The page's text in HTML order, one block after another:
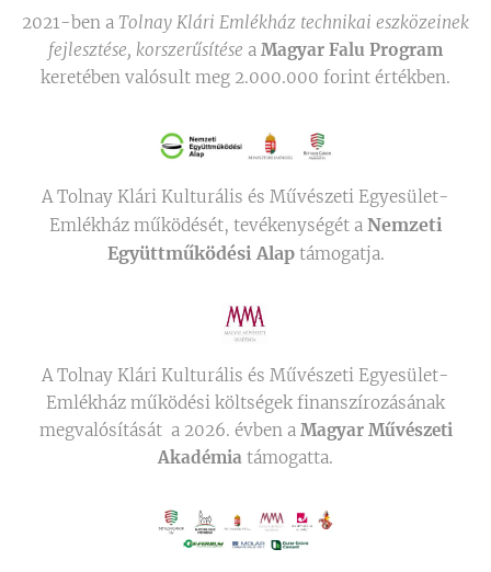
2021-ben a Tolnay Klári Emlékház technikai eszközeinek
fejlesztése, korszerűsítése a Magyar Falu Program
keretében valósult meg 2.000.000 forint értékben.
A Tolnay Klári Kulturális és Művészeti Egyesület-
Emlékház működését, tevékenységét a Nemzeti
Együttműködési Alaptámogatja.
A Tolnay Klári Kulturális és Művészeti Egyesület-
Emlékház működési költségek finanszírozásának
megvalósítását a 2026. évben a Magyar Művészeti
Akadémia támogatta.